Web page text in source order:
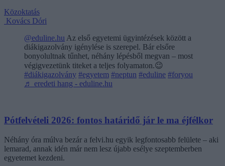
Közoktatás
Kovács Dóri
@eduline.hu Az első egyetemi ügyintézések között a
diákigazolvány igénylése is szerepel. Bár elsőre
bonyolultnak tűnhet, néhány lépésből megvan – most
végigvezetünk titeket a teljes folyamaton.😉
#diákigazolvány #egyetem #neptun #eduline #foryou
♬ eredeti hang - eduline.hu
Pótfelvételi 2026: fontos határidő jár le ma éjfélkor
Néhány óra múlva bezár a felvi.hu egyik legfontosabb felülete – aki
lemarad, annak idén már nem lesz újabb esélye szeptemberben
egyetemet kezdeni.